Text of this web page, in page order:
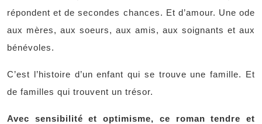
répondent et de secondes chances. Et d’amour. Une ode
aux mères, aux soeurs, aux amis, aux soignants et aux
bénévoles.
C’est l’histoire d’un enfant qui se trouve une famille. Et
de familles qui trouvent un trésor.
Avec sensibilité et optimisme, ce roman tendre et